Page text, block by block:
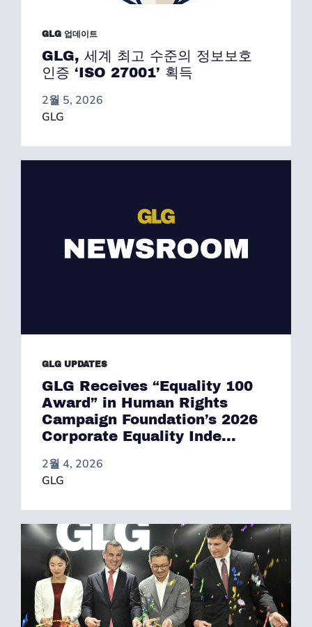
GLG 업데이트
GLG, 세계 최고 수준의 정보보호
인증 ‘ISO 27001’ 획득
2월 5, 2026
GLG
GLG UPDATES
GLG Receives “Equality 100
Award” in Human Rights
Campaign Foundation’s 2026
Corporate Equality Inde...
2월 4, 2026
GLG